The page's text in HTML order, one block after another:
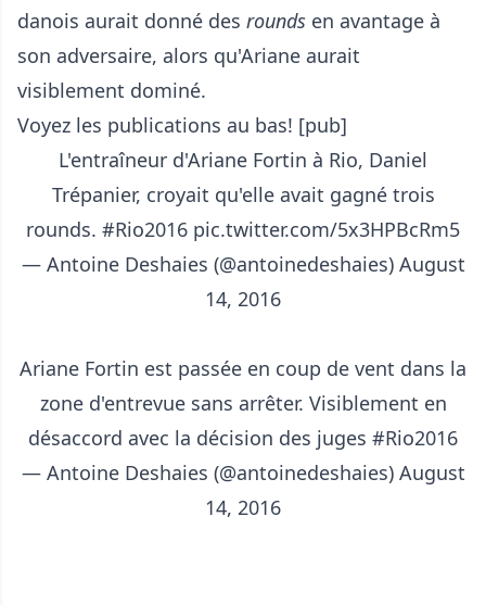
danois aurait donné des rounds en avantage à
son adversaire, alors qu'Ariane aurait
visiblement dominé.
Voyez les publications au bas! [pub]
L'entraîneur d'Ariane Fortin à Rio, Daniel
Trépanier, croyait qu'elle avait gagné trois
rounds. #Rio2016 pic.twitter.com/5x3HPBcRm5
— Antoine Deshaies (@antoinedeshaies) August
14, 2016
Ariane Fortin est passée en coup de vent dans la
zone d'entrevue sans arrêter. Visiblement en
désaccord avec la décision des juges #Rio2016
— Antoine Deshaies (@antoinedeshaies) August
14, 2016